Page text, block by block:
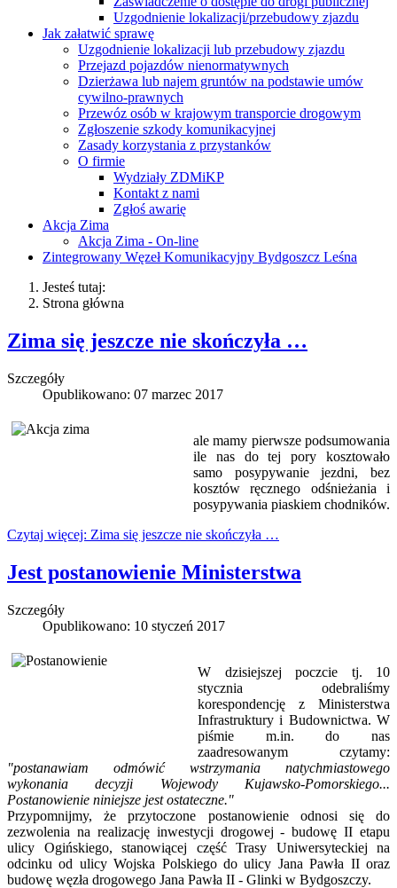
Uzgodnienie lokalizacji/przebudowy zjazdu
Jak załatwić sprawę
Uzgodnienie lokalizacji lub przebudowy zjazdu
Przejazd pojazdów nienormatywnych
Dzierżawa lub najem gruntów na podstawie umów
cywilno-prawnych
Przewóz osób w krajowym transporcie drogowym
Zgłoszenie szkody komunikacyjnej
Zasady korzystania z przystanków
O firmie
Wydziały ZDMiKP
Kontakt z nami
Zgłoś awarię
Akcja Zima
Akcja Zima - On-line
Zintegrowany Węzeł Komunikacyjny Bydgoszcz Leśna
Jesteś tutaj:
Strona główna
Zima się jeszcze nie skończyła …
Szczegóły
Opublikowano: 07 marzec 2017
ale mamy pierwsze podsumowania
ile nas do tej pory kosztowało
samo posypywanie jezdni, bez
kosztów ręcznego odśnieżania i
posypywania piaskiem chodników.
Czytaj więcej: Zima się jeszcze nie skończyła …
Jest postanowienie Ministerstwa
Szczegóły
Opublikowano: 10 styczeń 2017
W dzisiejszej poczcie tj. 10
stycznia odebraliśmy
korespondencję z Ministerstwa
Infrastruktury i Budownictwa. W
piśmie m.in. do nas
zaadresowanym czytamy:
"postanawiam odmówić wstrzymania natychmiastowego
wykonania decyzji Wojewody Kujawsko-Pomorskiego...
Postanowienie niniejsze jest ostateczne."
Przypomnijmy, że przytoczone postanowienie odnosi się do
zezwolenia na realizację inwestycji drogowej - budowę II etapu
ulicy Ogińskiego, stanowiącej część Trasy Uniwersyteckiej na
odcinku od ulicy Wojska Polskiego do ulicy Jana Pawła II oraz
budowę węzła drogowego Jana Pawła II - Glinki w Bydgoszczy.